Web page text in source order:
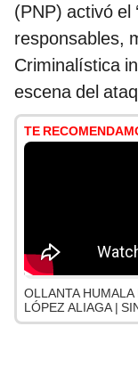
(PNP) activó el
responsables,
Criminalística
escena del
TE
OLLANTA HUMALA
LÓPEZ ALIAGA |